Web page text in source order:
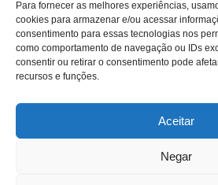
Para fornecer as melhores experiências,
cookies para armazenar e/ou acessar
consentimento para essas tecnologias nos
como comportamento de navegação ou IDs
consentir ou retirar o consentimento pode
recursos e funções.
Aceitar
Negar
Gluten‑free
Hipocalórica
Low Carb
Nenhum
Paleo